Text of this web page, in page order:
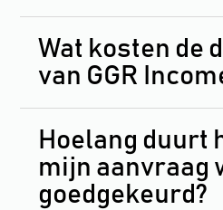
Wat kosten de
van GGR
Hoelang duurt
mijn aanvraag
goedgekeurd?